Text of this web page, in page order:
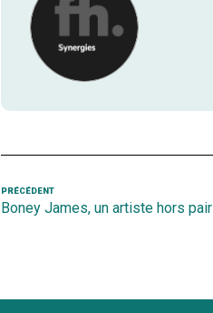
Navigation
Article
précédent
PRÉCÉDENT
Boney James, un artiste hors pair